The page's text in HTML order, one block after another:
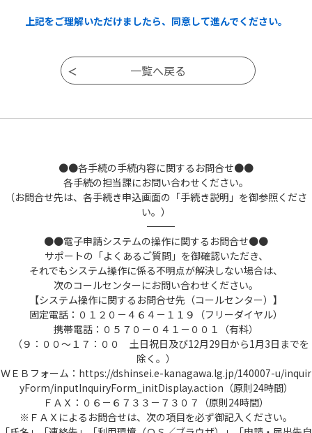
(4) 利用者ＩＤ 利用者が本システムを利用
(5) 整理番号 利用者の電子申請が本シス
テムに到達した際に発行される番号をいいま
予約番号を使用する際のセキュリティ確保を
目的として、利用者が管理する暗証符号をい
います。
(8) ＧビズＩＤ デジタル庁が提供する法
人・個人事業主向けの共通認証システムをい
います。
(9) ＧビズＩＤアカウント ＧビズＩＤサービ
スにおいて提供されるGビズIDエントリー、G
ビズIDプライム及びGビズIDメンバーの３種別
のアカウントをいいます。
(10) 電子納付 スマホ決済、インターネッ
トバンキング及びクレジットカード等を利用
して手数料等を納付することをいいます。
(11) 納付番号 電子納付が必要な電子申請
を、本システムが受け付け、納付金額が確定
した際に発行する番号をいいます。
(12) 個人情報 本システムにおいて取り扱
う個人に関する情報(氏名、生年月日など特定
上記をご理解いただけましたら、同意して進んでください。
●●各手続の手続内容に関するお問合せ●●
各手続の担当課にお問い合わせください。
（お問合せ先は、各手続き申込画面の「手続き説明」を御参照くださ
い。）
――――――――――――――――――――――――――――――――――――――――――――――――――
●●電子申請システムの操作に関するお問合せ●●
サポートの「よくあるご質問」を御確認いただき、
それでもシステム操作に係る不明点が解決しない場合は、
次のコールセンターにお問い合わせください。
【システム操作に関するお問合せ先（コールセンター）】
固定電話：０１２０－４６４－１１９（フリーダイヤル）
携帯電話：０５７０－０４１－００１（有料）
（９：００～１７：００ 土日祝日及び12月29日から1月3日までを
除く。）
ＷＥＢフォーム：https://dshinsei.e-kanagawa.lg.jp/140007-u/inquir
yForm/inputInquiryForm_initDisplay.action（原則24時間）
ＦＡＸ：０６－６７３３－７３０７（原則24時間）
※ＦＡＸによるお問合せは、次の項目を必ず御記入ください。